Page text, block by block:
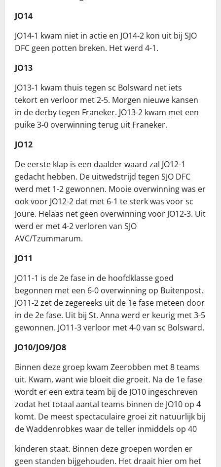
JO14
JO14-1 kwam niet in actie en JO14-2 kon uit bij SJO
DFC geen potten breken. Het werd 4-1.
JO13
JO13-1 kwam thuis tegen sc Bolsward net iets
tekort en verloor met 2-5. Morgen nieuwe kansen
in de derby tegen Franeker. JO13-2 kwam met een
puike 3-0 overwinning terug uit Franeker.
JO12
De eerste klap is een daalder waard zal JO12-1
gedacht hebben. De uitwedstrijd tegen SJO DFC
werd met 1-2 gewonnen. Mooie overwinning was er
ook voor JO12-2 dat met 6-1 te sterk was voor sc
Joure. Helaas net geen overwinning voor JO12-3. Uit
werd er met 4-2 verloren van SJO
AVC/Tzummarum.
JO11
JO11-1 is de 2e fase in de hoofdklasse goed
begonnen met een 6-0 overwinning op Buitenpost.
JO11-2 zet de zegereeks uit de 1e fase meteen door
in de 2e fase. Uit bij St. Anna werd er keurig met 3-5
gewonnen. JO11-3 verloor met 4-0 van sc Bolsward.
JO10/JO9/JO8
Binnen deze groep kwam Zeerobben met 8 teams
uit. Kwam, want wie bloeit die groeit. Na de 1e fase
wordt er een extra team bij de JO10 ingeschreven
zodat het totaal aantal teams binnen de JO10 op 4
komt. De meest spectaculaire groei zit natuurlijk bij
de Waddenrobkes waar de teller inmiddels op 40
kinderen staat. Binnen deze groepen worden er
geen standen bijgehouden. Het draait hier om het